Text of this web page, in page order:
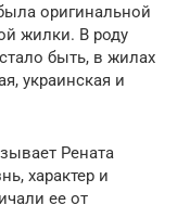
оригинальной
жилки. В роду
быть, в жилах
украинская и
Рената
характер и
ее от